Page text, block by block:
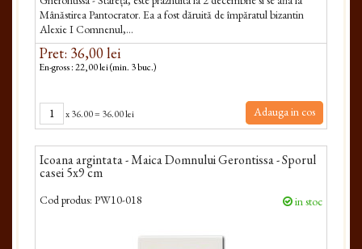
Mânăstirea Pantocrator. Ea a fost dăruită de împăratul bizantin
Alexie I Comnenul,...
Pret: 36,00 lei
En-gross : 22,00 lei (min. 3 buc.)
x36.00= 36.00 lei Adauga in cos
Icoana argintata - Maica Domnului Gerontissa - Sporul
casei 5x9 cm
Cod produs: PW10-018 in stoc